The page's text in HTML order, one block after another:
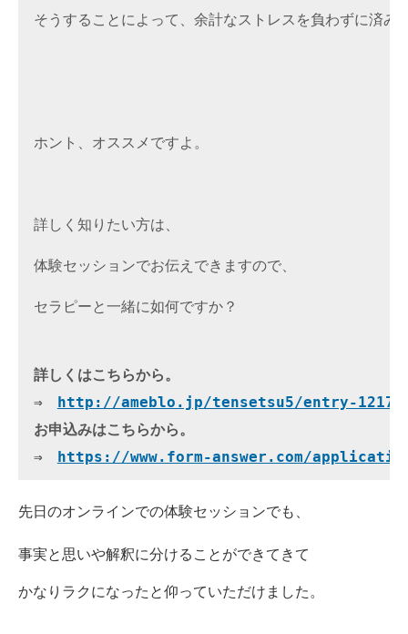
そうすることによって、余計なストレスを負わずに済み
ホント、オススメですよ。
詳しく知りたい方は、
体験セッションでお伝えできますので、
セラピーと一緒に如何ですか？
詳しくはこちらから。
⇒ http://ameblo.jp/tensetsu5/entry-
お申込みはこちらから。
⇒ https://www.form-answer.com/
先日のオンラインでの体験セッションでも、
事実と思いや解釈に分けることができてきて
かなりラクになったと仰っていただけました。